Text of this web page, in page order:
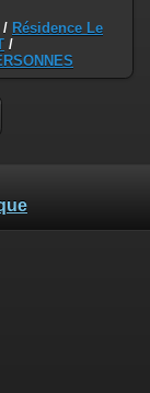
/ Résidence Le
/